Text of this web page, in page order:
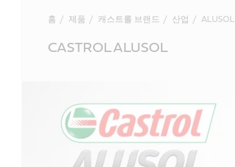
홈 제품 캐스트롤 브랜드 산업 ALUSOL
ContentCASTROL ALUSOL